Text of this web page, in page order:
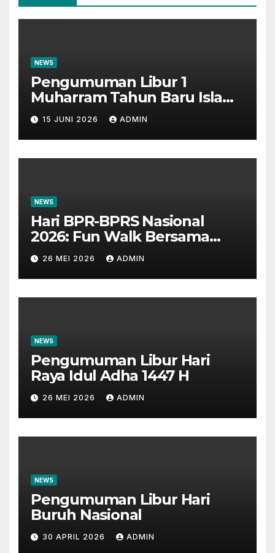
NEWS
Pengumuman Libur 1
Muharram Tahun Baru Islam
1448H
15 JUNI 2026 ADMIN
NEWS
Hari BPR-BPRS Nasional
2026: Fun Walk Bersama
Masyarakat dan Insan
Perbankan
26 MEI 2026 ADMIN
NEWS
Pengumuman Libur Hari
Raya Idul Adha 1447 H
26 MEI 2026 ADMIN
NEWS
Pengumuman Libur Hari
Buruh Nasional
30 APRIL 2026 ADMIN